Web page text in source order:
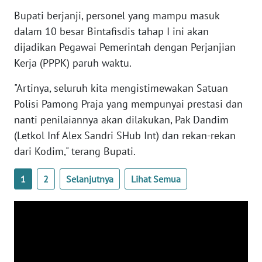
Bupati berjanji, personel yang mampu masuk
dalam 10 besar Bintafisdis tahap I ini akan
dijadikan Pegawai Pemerintah dengan Perjanjian
Kerja (PPPK) paruh waktu.
"Artinya, seluruh kita mengistimewakan Satuan
Polisi Pamong Praja yang mempunyai prestasi dan
nanti penilaiannya akan dilakukan, Pak Dandim
(Letkol Inf Alex Sandri SHub Int) dan rekan-rekan
dari Kodim," terang Bupati.
1 2 Selanjutnya Lihat Semua
WN
NUSANTARA
WN
JATIM
WN
BALI